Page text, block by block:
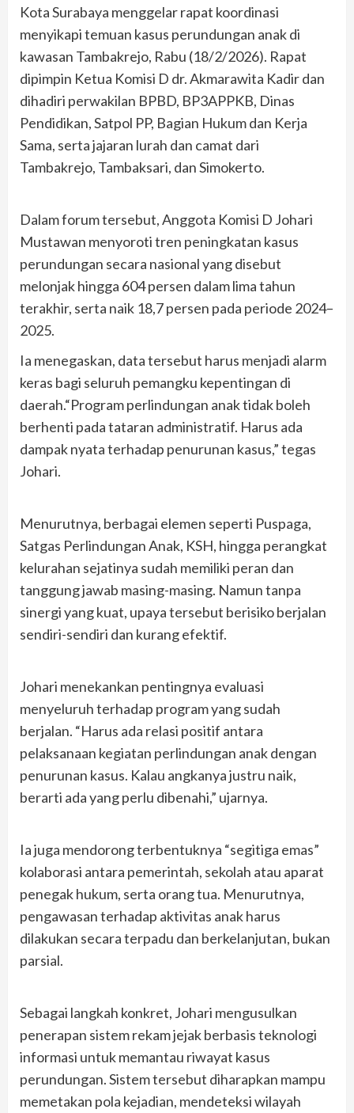
Kota Surabaya menggelar rapat koordinasi
menyikapi temuan kasus perundungan anak di
kawasan Tambakrejo, Rabu (18/2/2026). Rapat
dipimpin Ketua Komisi D dr. Akmarawita Kadir dan
dihadiri perwakilan BPBD, BP3APPKB, Dinas
Pendidikan, Satpol PP, Bagian Hukum dan Kerja
Sama, serta jajaran lurah dan camat dari
Tambakrejo, Tambaksari, dan Simokerto.
Dalam forum tersebut, Anggota Komisi D Johari
Mustawan menyoroti tren peningkatan kasus
perundungan secara nasional yang disebut
melonjak hingga 604 persen dalam lima tahun
terakhir, serta naik 18,7 persen pada periode 2024–
2025.
Ia menegaskan, data tersebut harus menjadi alarm
keras bagi seluruh pemangku kepentingan di
daerah.“Program perlindungan anak tidak boleh
berhenti pada tataran administratif. Harus ada
dampak nyata terhadap penurunan kasus,” tegas
Johari.
Menurutnya, berbagai elemen seperti Puspaga,
Satgas Perlindungan Anak, KSH, hingga perangkat
kelurahan sejatinya sudah memiliki peran dan
tanggung jawab masing-masing. Namun tanpa
sinergi yang kuat, upaya tersebut berisiko berjalan
sendiri-sendiri dan kurang efektif.
Johari menekankan pentingnya evaluasi
menyeluruh terhadap program yang sudah
berjalan. “Harus ada relasi positif antara
pelaksanaan kegiatan perlindungan anak dengan
penurunan kasus. Kalau angkanya justru naik,
berarti ada yang perlu dibenahi,” ujarnya.
Ia juga mendorong terbentuknya “segitiga emas”
kolaborasi antara pemerintah, sekolah atau aparat
penegak hukum, serta orang tua. Menurutnya,
pengawasan terhadap aktivitas anak harus
dilakukan secara terpadu dan berkelanjutan, bukan
parsial.
Sebagai langkah konkret, Johari mengusulkan
penerapan sistem rekam jejak berbasis teknologi
informasi untuk memantau riwayat kasus
perundungan. Sistem tersebut diharapkan mampu
memetakan pola kejadian, mendeteksi wilayah